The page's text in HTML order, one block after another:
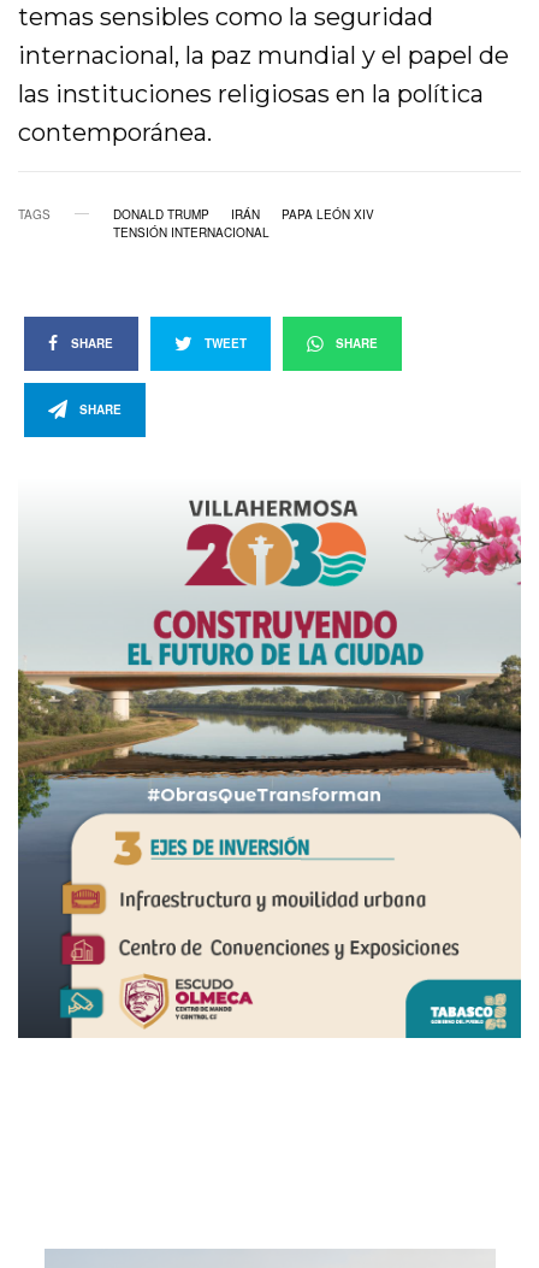
temas sensibles como la seguridad
internacional, la paz mundial y el papel de
las instituciones religiosas en la política
contemporánea.
TAGS DONALD TRUMP IRÁN
PAPA LEÓN XIV
TENSIÓN INTERNACIONAL
SHARE TWEET SHARE
SHARE